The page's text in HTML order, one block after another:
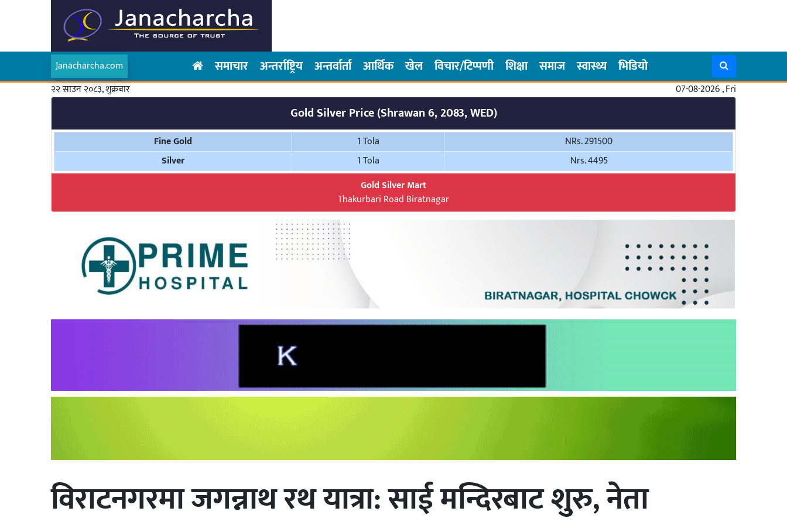
Janacharcha.com समाचार अन्तर्राष्ट्रिय अन्तर्वार्ता आर्थिक खेल विचार/टिप्पणी शिक्षा समाज स्वास्थ्य भिडियो
२२ साउन २०८३, शुक्रबार 07-08-2026 , Fri
Gold Silver Price (Shrawan 6, 2083, WED)
Fine Gold 1 Tola
NRs. 291500
Silver
1 Tola
Nrs. 4495
Gold Silver Mart
Thakurbari Road Biratnagar
विराटनगरमा जगन्नाथ रथ यात्रा: साई मन्दिरबाट शुरु, नेता